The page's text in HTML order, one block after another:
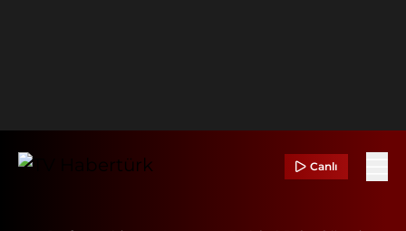
Canlı